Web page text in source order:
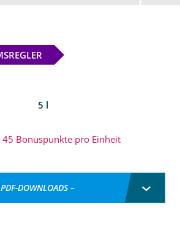
5 l
45 Bonuspunkte pro Einheit
DOWNLOADS –